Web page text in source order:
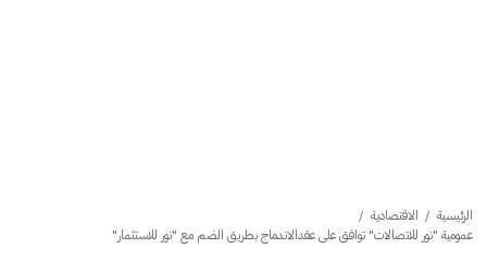
الرئيسية / الاقتصادية /
عمومية "نور للاتصالات" توافق على عقدالاندماج بطريق الضم مع "نور للاستثمار"